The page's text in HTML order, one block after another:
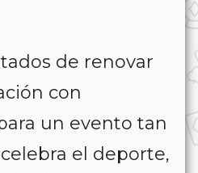
de renovar
con
un evento tan
el deporte,